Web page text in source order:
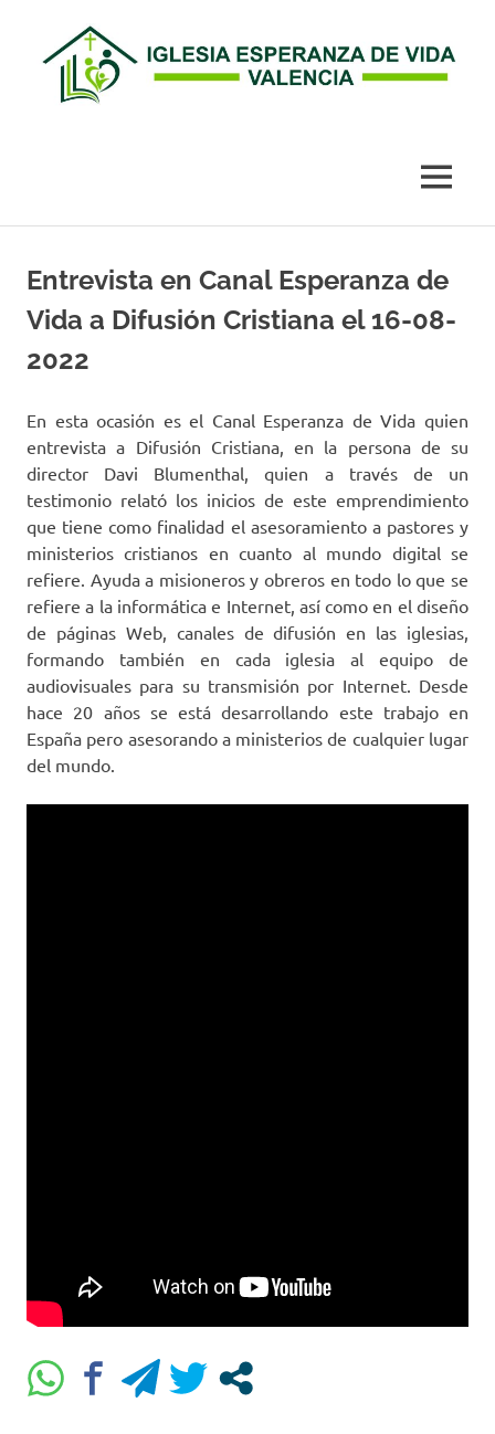
contenido
Valencia
MENÚ
Entrevista en Canal Esperanza de
Vida a Difusión Cristiana el 16-08-
2022
En esta ocasión es el Canal Esperanza de Vida quien
entrevista a Difusión Cristiana, en la persona de su
director Davi Blumenthal, quien a través de un
testimonio relató los inicios de este emprendimiento
que tiene como finalidad el asesoramiento a pastores y
ministerios cristianos en cuanto al mundo digital se
refiere. Ayuda a misioneros y obreros en todo lo que se
refiere a la informática e Internet, así como en el diseño
de páginas Web, canales de difusión en las iglesias,
formando también en cada iglesia al equipo de
audiovisuales para su transmisión por Internet. Desde
hace 20 años se está desarrollando este trabajo en
España pero asesorando a ministerios de cualquier lugar
del mundo.